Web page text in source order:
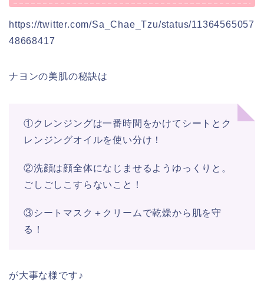
https://twitter.com/Sa_Chae_Tzu/status/11364565057
48668417
ナヨンの美肌の秘訣は
①クレンジングは一番時間をかけてシートとク
レンジングオイルを使い分け！
②洗顔は顔全体になじませるようゆっくりと。
ごしごしこすらないこと！
③シートマスク＋クリームで乾燥から肌を守
る！
が大事な様です♪